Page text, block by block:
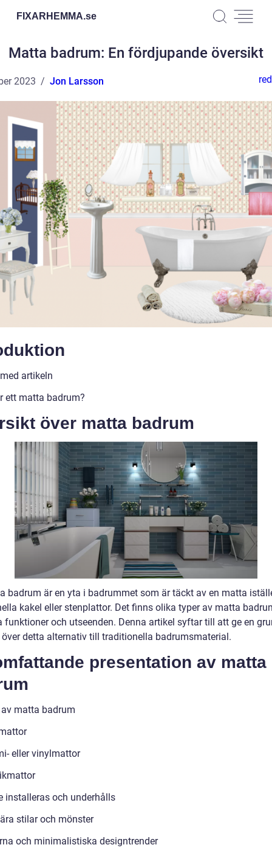
FIXARHEMMA.se
Matta badrum: En fördjupande översikt
2023 Jon Larsson
artikeln
ett matta badrum?
över matta badrum
badrum är en yta i badrummet som är täckt av en matta
kakel eller stenplattor. Det finns olika typer av matta
funktioner och utseenden. Denna artikel syftar till att ge en
detta alternativ till traditionella badrumsmaterial.
presentation av matta
matta badrum
eller vinylmattor
installeras och underhålls
stilar och mönster
och minimalistiska designtrender